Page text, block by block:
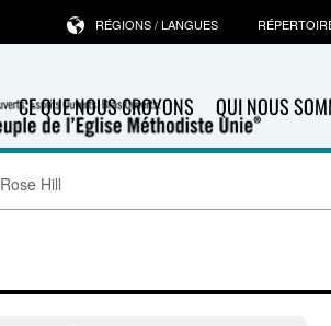
CE QUE NOUS CROYONS QUI NOUS
RÉGIONS / LANGUES
Rose Hill